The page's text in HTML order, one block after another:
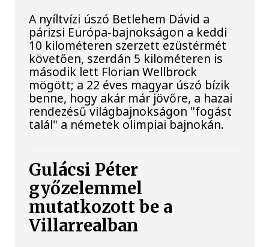
A nyíltvízi úszó Betlehem Dávid a
párizsi Európa-bajnokságon a keddi
10 kilométeren szerzett ezüstérmét
követően, szerdán 5 kilométeren is
második lett Florian Wellbrock
mögött; a 22 éves magyar úszó bízik
benne, hogy akár már jövőre, a hazai
rendezésű világbajnokságon "fogást
talál" a németek olimpiai bajnokán.
Gulácsi Péter
győzelemmel
mutatkozott be a
Villarrealban